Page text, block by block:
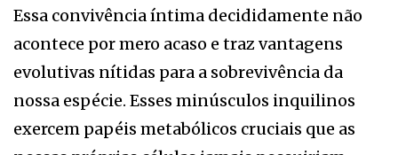
Essa convivência íntima decididamente não
acontece por mero acaso e traz vantagens
evolutivas nítidas para a sobrevivência da
nossa espécie. Esses minúsculos inquilinos
exercem papéis metabólicos cruciais que as